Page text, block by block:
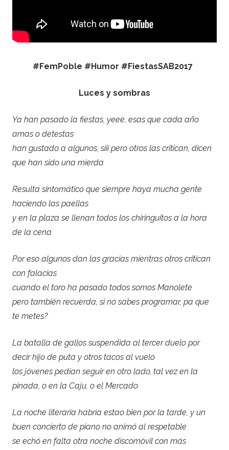
#FemPoble #Humor #FiestasSAB2017
Luces y sombras
Ya han pasado la fiestas, yeee, esas que cada año
amas o detestas
han gustado a algunos, siii pero otros las critican, dicen
que han sido una mierda
Resulta sintomático que siempre haya mucha gente
haciendo las paellas
y en la plaza se llenan todos los chiringuitos a la hora
de la cena
Por eso algunos dan las gracias mientras otros critican
con falacias
cuando el toro ha pasado todos somos Manolete
pero también recuerda, si no sabes programar, pa que
te metes?
La batalla de gallos suspendida al tercer duelo por
decir hijo de puta y otros tacos al vuelo
los jóvenes pedían seguir en otro lado, tal vez en la
pinada, o en la Caju, o el Mercado
La noche literaria habría estao bien por la tarde, y un
buen concierto de piano no animó al respetable
se echó en falta otra noche discomóvil con más